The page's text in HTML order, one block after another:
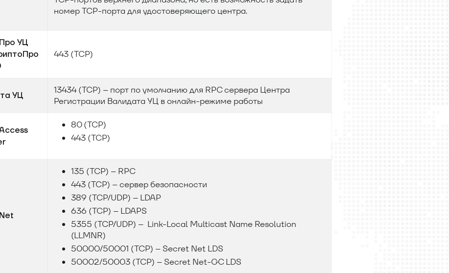
номер TCP-порта для удостоверяющего центра.
УЦ
443 (TCP)
УЦ
13434 (TCP) – порт по умолчанию для RPC сервера Центра
Регистрации Валидата УЦ в онлайн-режиме работы
80 (TCP)
443 (TCP)
135 (TCP) – RPC
443 (TCP) – cервер безопасности
389 (TCP/UDP) – LDAP
636 (TCP) – LDAPS
5355 (TCP/UDP) – Link-Local Multicast Name Resolution
(LLMNR)
50000/50001 (TCP) – Secret Net LDS
50002/50003 (TCP) – Secret Net-GC LDS